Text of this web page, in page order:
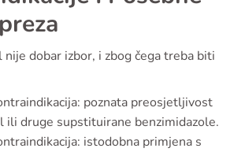
nije dobar izbor, i zbog čega treba biti
poznata preosjetljivost
ili druge supstituirane benzimidazole.
istodobna primjena s